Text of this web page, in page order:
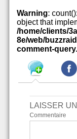
Warning:
object that
/home/clients/
8e/web/
comment-
LAISSER
Commentaire